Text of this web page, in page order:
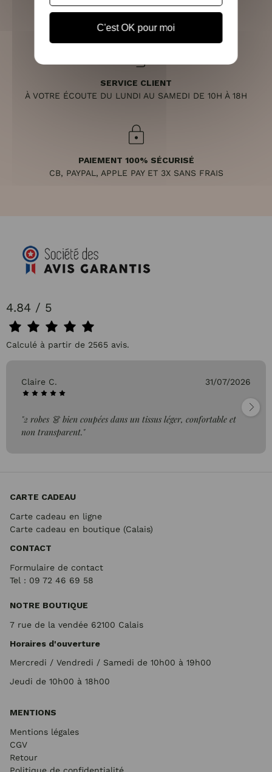
RETOURS SOUS 14 JOURS
SERVICE CLIENT
À VOTRE ÉCOUTE DU LUNDI AU SAMEDI DE 10H À 18H
PAIEMENT 100% SÉCURISÉ
CB, PAYPAL, APPLE PAY ET 3X SANS FRAIS
4.84 / 5
Calculé à partir de 2565 avis.
Claire C. 31/07/2026
"2 robes 👗 bien coupées dans un tissus léger, confortable et
non transparent."
CARTE CADEAU
Carte cadeau en ligne
Carte cadeau en boutique (Calais)
CONTACT
Formulaire de contact
Tel : 09 72 46 69 58
NOTRE BOUTIQUE
7 rue de la vendée 62100 Calais
Horaires d'ouverture
Mercredi / Vendredi / Samedi de 10h00 à 19h00
Jeudi de 10h00 à 18h00
MENTIONS
Mentions légales
CGV
Retour
C'est OK pour moi